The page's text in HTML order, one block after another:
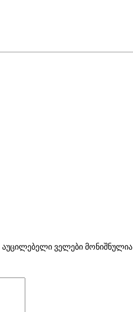
აუცილებელი ველები მონიშნულია